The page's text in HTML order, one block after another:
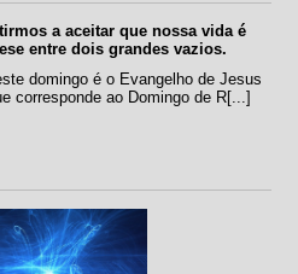
a aceitar que nossa vida é
entre dois grandes vazios.
domingo é o Evangelho de Jesus
corresponde ao Domingo de R[...]